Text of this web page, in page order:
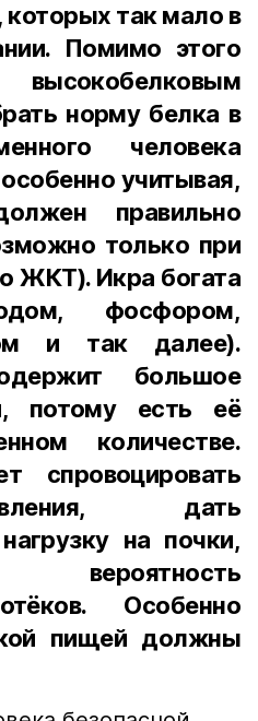
так мало в
Помимо этого
норму белка в
человека
учитывая,
правильно
только при
ЖКТ). Икра богата
фосфором,
и так далее).
большое
потому есть её
количестве.
спровоцировать
дать
на почки,
Особенно
пищей должны